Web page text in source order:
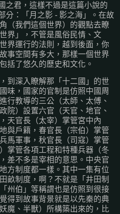
之君，這樣不過是這篇小說的
分：「月之影 - 影之海」。在故
（我們這個世界）的觀點去瞭
界」，不管是風俗民情、文
界運行的法則，越到後面，你
事空間有多大，那樣一個世界
括了悠久的歷史和文化。
到深入瞭解那「十二國」的世
味，國家的官制是仿照中國周
行教導的三公（太師、太傅、
院）設置六官（天官、地官、
天官長（太宰）掌管宮中內
與戶籍，春官長（宗伯）掌管
馬軍事，秋官長（司寇）掌管
掌管各項工程和特種兵器（冬
差不多是宰相的意思。中央官
方制度都一樣。其中一集有位
畝制度，啊？不就是「井田制
州伯」等稱謂也是仿照到很接
得到故事背景就是以先秦的典
魔、半獸）所構築出來的，比